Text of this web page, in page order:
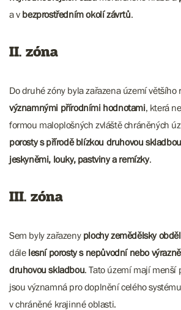
a v bezprostředním okolí závrtů.
II. zóna
Do druhé zóny byla zařazena území většího
významnými přírodními hodnotami, která
formou maloplošných zvláště chráněných
porosty s přírodě blízkou druhovou skladbou
jeskyněmi, louky, pastviny a remízky.
III. zóna
Sem byly zařazeny plochy zemědělsky
dále lesní porosty s nepůvodní nebo
druhovou skladbou. Tato území mají
jsou významná pro doplnění celého
v chráněné krajinné oblasti.